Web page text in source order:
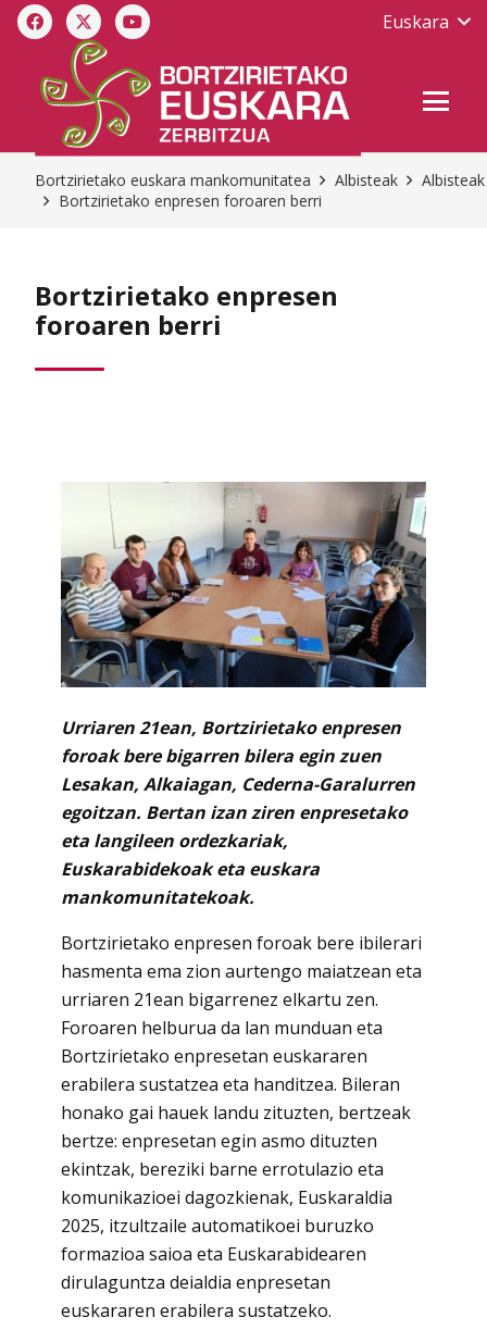
Euskara
Bortzirietako euskara mankomunitatea Albisteak
Albisteak
Bortzirietako enpresen foroaren berri
Bortzirietako enpresen
foroaren berri
Urriaren 21ean, Bortzirietako enpresen
foroak bere bigarren bilera egin zuen
Lesakan, Alkaiagan, Cederna-Garalurren
egoitzan. Bertan izan ziren enpresetako
eta langileen ordezkariak,
Euskarabidekoak eta euskara
mankomunitatekoak.
Bortzirietako enpresen foroak bere ibilerari
hasmenta ema zion aurtengo maiatzean eta
urriaren 21ean bigarrenez elkartu zen.
Foroaren helburua da lan munduan eta
Bortzirietako enpresetan euskararen
erabilera sustatzea eta handitzea. Bileran
honako gai hauek landu zituzten, bertzeak
bertze: enpresetan egin asmo dituzten
ekintzak, bereziki barne errotulazio eta
komunikazioei dagozkienak, Euskaraldia
2025, itzultzaile automatikoei buruzko
formazioa saioa eta Euskarabidearen
dirulaguntza deialdia enpresetan
euskararen erabilera sustatzeko.